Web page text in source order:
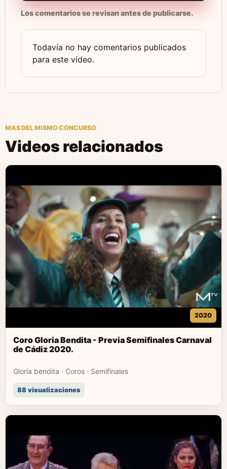
Los comentarios se revisan antes de publicarse.
Todavía no hay comentarios publicados
para este vídeo.
MAS DEL MISMO CONCURSO
Videos relacionados
2020
Coro Gloria Bendita - Previa Semifinales Carnaval
de Cádiz 2020.
Gloria bendita · Coros · Semifinales
88 visualizaciones